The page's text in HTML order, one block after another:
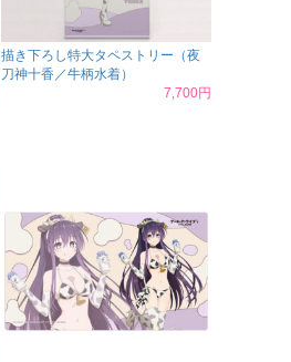
描き下ろし特大タペストリー（夜
刀神十香／牛柄水着）
7,700円